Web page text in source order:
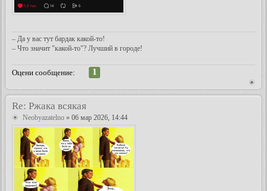
– Да у вас тут бардак какой-то!
– Что значит "какой-то"? Лучший в городе!
Оцени сообщение:
1
Re: Ржака всякая
Neobyazatelno » 06 мар 2026, 14:44